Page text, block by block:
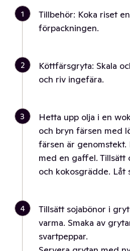
1
Tillbehör: Koka riset
förpackningen.
2
Köttfärsgryta: Skala
och riv ingefära.
3
Hetta upp olja i en
och bryn färsen med
färsen är
med en gaffel. Tillsätt
och kokosgrädde. Låt
4
Tillsätt sojabönor i
varma. Smaka av
svartpeppar.